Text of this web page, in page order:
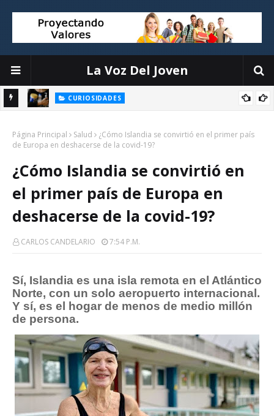
La Voz Del Joven
OPINIÓN
La alegría de compartir
Página Principal Salud
¿Cómo Islandia se convirtió en el primer país
de Europa en deshacerse de la covid-19?
¿Cómo Islandia se convirtió en
el primer país de Europa en
deshacerse de la covid-19?
CARLOS CANDELARIO 7:54 P.m.
Sí, Islandia es una isla remota en el Atlántico
Norte, con un solo aeropuerto internacional.
Y sí, es el hogar de menos de medio millón
de persona.